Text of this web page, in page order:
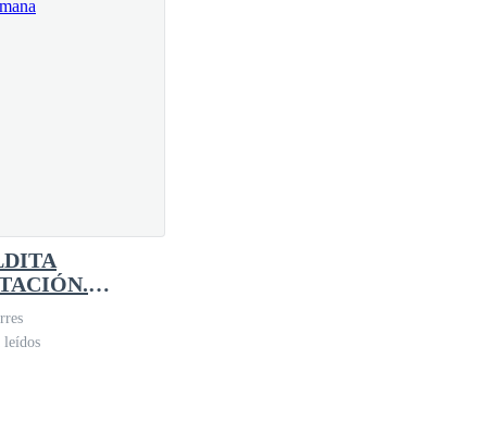
por el
de mi
leídos